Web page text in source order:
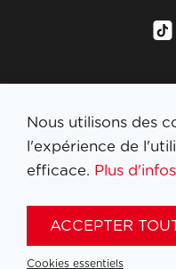
Nous utilisons des
l'expérience de
efficace. Plus d'infos
ACCEPTER
Cookies essentiels